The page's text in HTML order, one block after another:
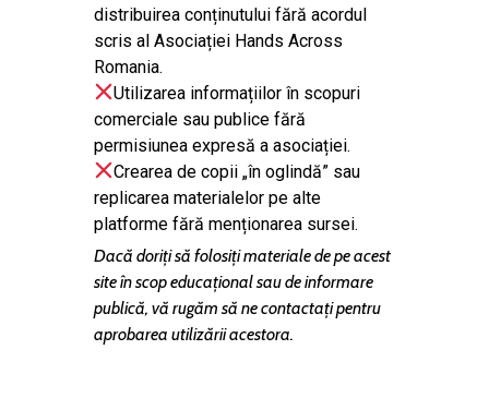
distribuirea conținutului fără acordul
scris al Asociației Hands Across
Romania.
Utilizarea informațiilor în scopuri
comerciale sau publice fără
permisiunea expresă a asociației.
Crearea de copii „în oglindă” sau
replicarea materialelor pe alte
platforme fără menționarea sursei.
Dacă doriți să folosiți materiale de pe acest
site în scop educațional sau de informare
publică, vă rugăm să ne contactați pentru
aprobarea utilizării acestora.